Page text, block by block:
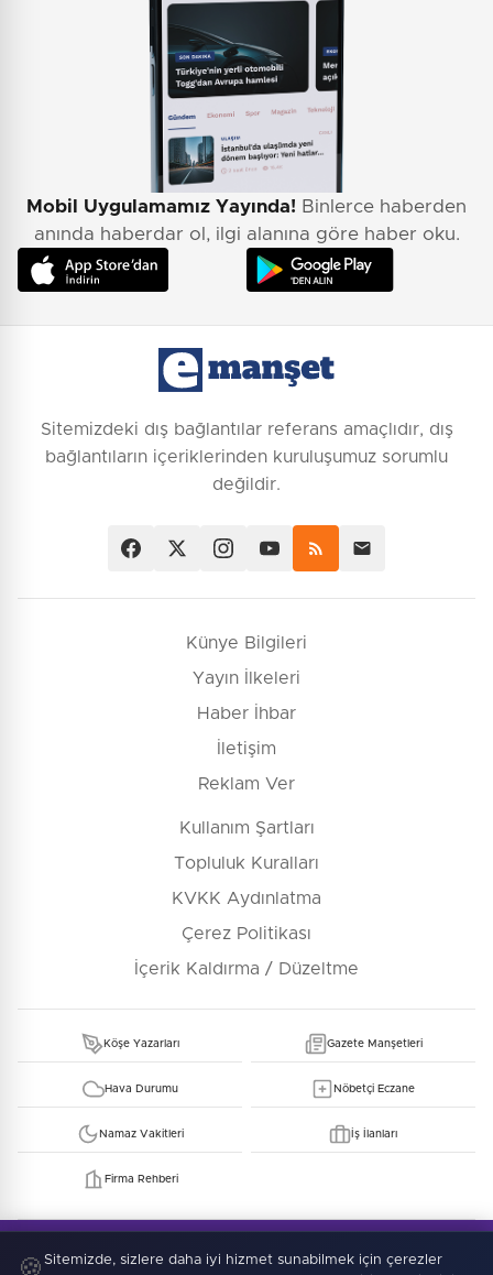
Mobil Uygulamamız Yayında! Binlerce haberden
anında haberdar ol, ilgi alanına göre haber oku.
Sitemizdeki dış bağlantılar referans amaçlıdır, dış
bağlantıların içeriklerinden kuruluşumuz sorumlu
değildir.
Künye Bilgileri
Yayın İlkeleri
Haber İhbar
İletişim
Reklam Ver
Kullanım Şartları
Topluluk Kuralları
KVKK Aydınlatma
Çerez Politikası
İçerik Kaldırma / Düzeltme
Köşe Yazarları Gazete Manşetleri
Hava Durumu Nöbetçi Eczane
Namaz Vakitleri İş İlanları
Firma Rehberi
🍪 Sitemizde, sizlere daha iyi hizmet sunabilmek için çerezler
Çerez Politikası